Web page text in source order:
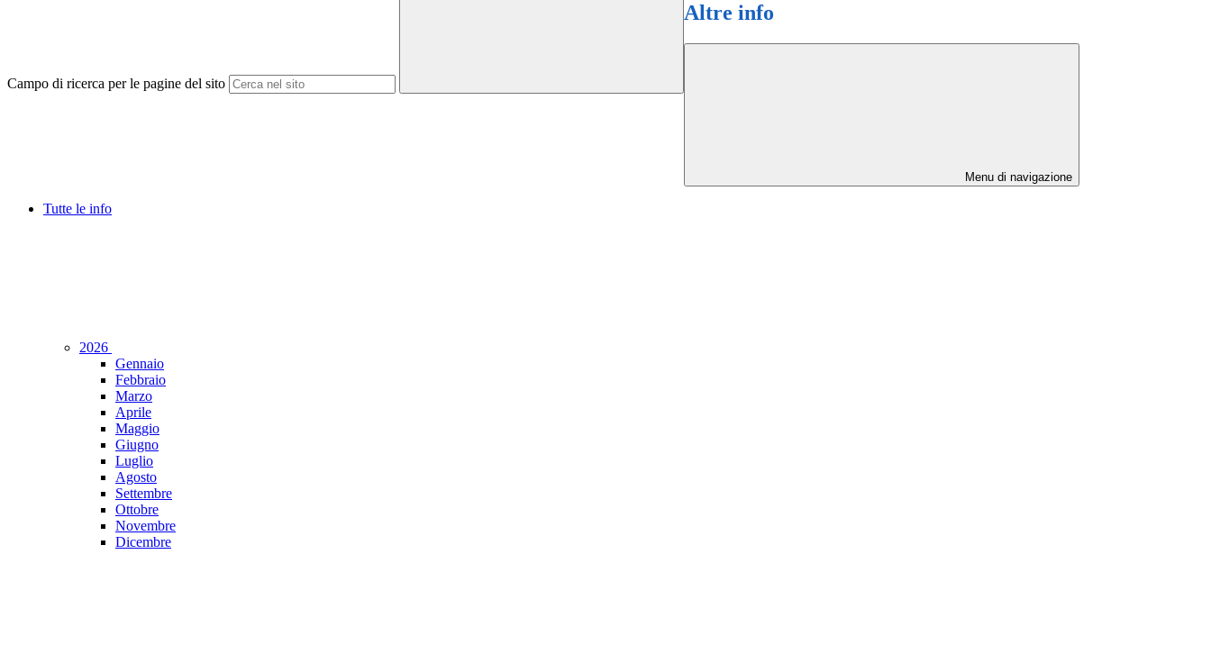
Campo di ricerca per le pagine del sito
Altre info
Menu di navigazione
Tutte le info
2026
Gennaio
Febbraio
Marzo
Aprile
Maggio
Giugno
Luglio
Agosto
Settembre
Ottobre
Novembre
Dicembre